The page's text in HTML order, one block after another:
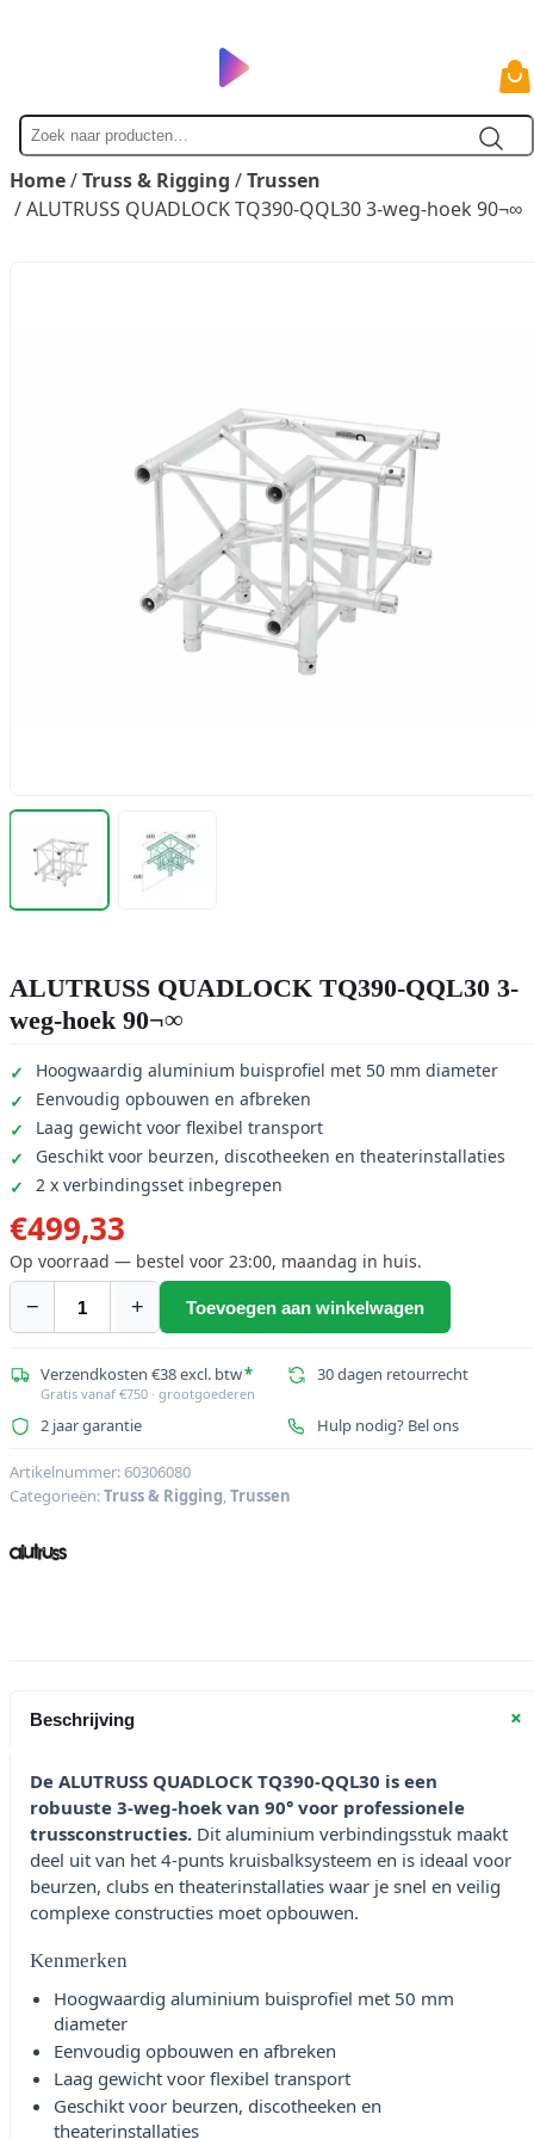
Zoek
naar
Home/Truss & Rigging /Trussen
/ ALUTRUSS QUADLOCK TQ390-QQL30 3-weg-hoek 90¬∞
ALUTRUSS QUADLOCK TQ390-QQL30 3-
weg-hoek 90¬∞
Hoogwaardig aluminium buisprofiel met 50 mm diameter
Eenvoudig opbouwen en afbreken
Laag gewicht voor flexibel transport
Geschikt voor beurzen, discotheeken en theaterinstallaties
2 x verbindingsset inbegrepen
€499,33
Op voorraad — bestel voor 23:00, maandag in huis.
−
ALUTRUSS
TQ390-
QQL30
3-
hoek
90¬∞
+ Toevoegen aan winkelwagen
Verzendkosten €38 excl. btw*
Gratis vanaf €750 · grootgoederen
30 dagen retourrecht
2 jaar garantie Hulp nodig? Bel ons
Artikelnummer:60306080
Categorieën:Truss & Rigging,Trussen
Beschrijving +
De ALUTRUSS QUADLOCK TQ390-QQL30 is een
robuuste 3-weg-hoek van 90° voor professionele
trussconstructies. Dit aluminium verbindingsstuk maakt
deel uit van het 4-punts kruisbalksysteem en is ideaal voor
beurzen, clubs en theaterinstallaties waar je snel en veilig
complexe constructies moet opbouwen.
Kenmerken
Hoogwaardig aluminium buisprofiel met 50 mm
diameter
Eenvoudig opbouwen en afbreken
Laag gewicht voor flexibel transport
Geschikt voor beurzen, discotheeken en
theaterinstallaties